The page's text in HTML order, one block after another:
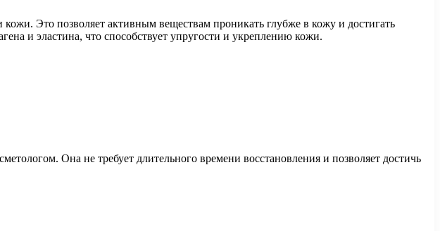
Это позволяет активным веществам проникать глубже в кожу и достигать
и эластина, что способствует упругости и укреплению кожи.
Она не требует длительного времени восстановления и позволяет достичь